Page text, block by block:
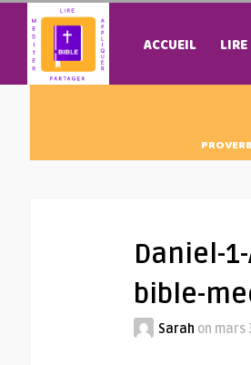
ACCUEIL
Daniel-
bible-
Sarah on mars